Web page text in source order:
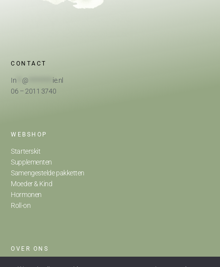
CONTACT
In @
ie.nl
06 – 2011 3740
WEBSHOP
Starterskit
Supplementen
Samengestelde pakketten
Moeder & Kind
Hormonen
Roll-on
OVER ONS
Home